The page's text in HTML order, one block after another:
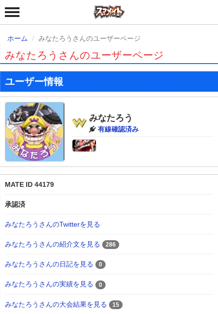
ホーム みなたろうさんのユーザーページ
みなたろうさんのユーザーページ
ユーザー情報
みなたろう
有線確認済み
MATE ID 44179
承認済
みなたろうさんのTwitterを見る
みなたろうさんの紹介文を見る 286
みなたろうさんの日記を見る 0
みなたろうさんの実績を見る 0
みなたろうさんの大会結果を見る 15